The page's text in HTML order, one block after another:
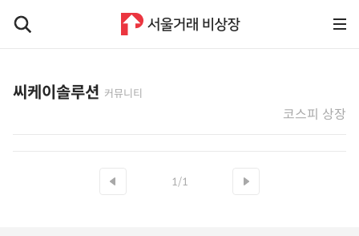
씨케이솔루션 커뮤니티
코스피 상장
1/1